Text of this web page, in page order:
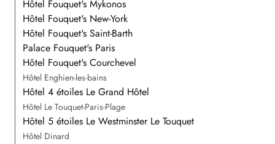
Hôtel Fouquet's Mykonos
Hôtel Fouquet's New-York
Hôtel Fouquet's Saint-Barth
Palace Fouquet's Paris
Hôtel Fouquet's Courchevel
Hôtel Enghien-les-bains
Hôtel 4 étoiles Le Grand Hôtel
Hôtel Le Touquet-Paris-Plage
Hôtel 5 étoiles Le Westminster Le Touquet
Hôtel Dinard